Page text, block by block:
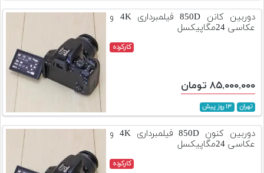
دوربین کانن 850D فیلمبرداری 4K و
عکاسی 24مگاپیکسل
کارکرده
۸۵,۰۰۰,۰۰۰ تومان
تهران ۱۳ روز پیش
دوربین کنون 850D فیلمبرداری 4K و
عکاسی 24مگاپیکسل
کارکرده